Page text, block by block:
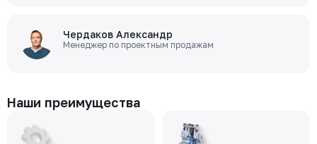
Чердаков Александр
Менеджер по проектным продажам
Наши преимущества